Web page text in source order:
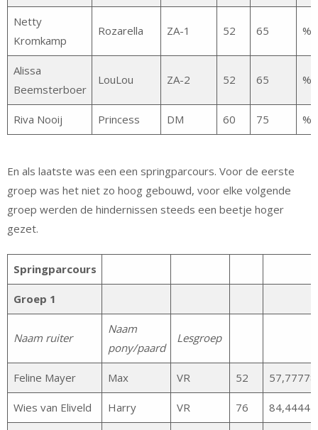
Netty
Kromkamp
Rozarella ZA-1 52 65 %
Alissa
Beemsterboer
LouLou ZA-2 52 65 %
Riva Nooij Princess DM 60 75 %
En als laatste was een een springparcours. Voor de eerste
groep was het niet zo hoog gebouwd, voor elke volgende
groep werden de hindernissen steeds een beetje hoger
gezet.
Springparcours
Groep 1
Naam ruiter
Naam
pony/paard
Lesgroep
Feline Mayer Max VR 52 57,77778
Wies van Eliveld Harry VR 76 84,44444